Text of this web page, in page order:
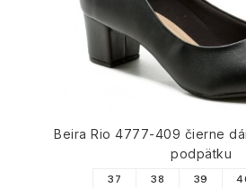
Beira Rio 4777-409 čierne
podpätku
37 38 39